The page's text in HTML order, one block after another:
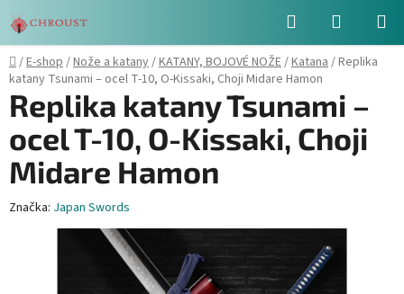
na
obsah
Hledat
KOŠÍK
Domů
/E-shop/Nože a katany/KATANY, BOJOVÉ NOŽE/Katana/Replika
katany Tsunami – ocel T-10, O-Kissaki, Choji Midare Hamon
Replika katany Tsunami –
ocel T-10, O-Kissaki, Choji
Midare Hamon
Značka: Japan Swords